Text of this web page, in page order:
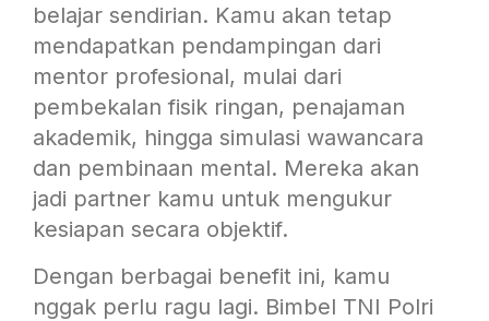
belajar sendirian. Kamu akan tetap
mendapatkan pendampingan dari
mentor profesional, mulai dari
pembekalan fisik ringan, penajaman
akademik, hingga simulasi wawancara
dan pembinaan mental. Mereka akan
jadi partner kamu untuk mengukur
kesiapan secara objektif.
Dengan berbagai benefit ini, kamu
nggak perlu ragu lagi. Bimbel TNI Polri